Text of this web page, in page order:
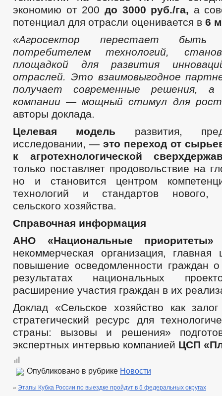
экономию от 200 до 3000 руб./га, а
потенциал для отрасли оценивается в 6
«Агросектор перестает быть
потребителем технологий,
площадкой для развития
отраслей. Это взаимовыгодное
получает современные решения,
компании — мощный стимул для
авторы доклада.
Целевая модель развития,
исследовании, — это переход от
к агротехнологической
только поставляет продовольствие на
но и становится центром
технологий и стандартов нового,
сельского хозяйства.
Справочная информация
АНО «Национальные
некоммерческая организация,
повышение осведомленности граждан
результатах национальных
расширение участия граждан в их
Доклад «Сельское хозяйство как
стратегический ресурс для
страны: вызовы и решения»
экспертных интервью компанией ЦСП
Опубликовано в рубрике Новости
« Этапы Кубка России по выездке пройдут в 5 федеральных округах